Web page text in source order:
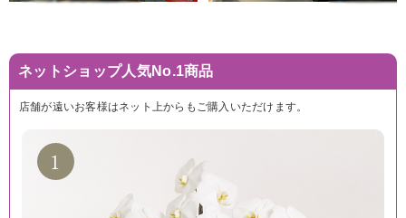
ネットショップ人気No.1商品
店舗が遠いお客様はネット上からもご購入いただけます。